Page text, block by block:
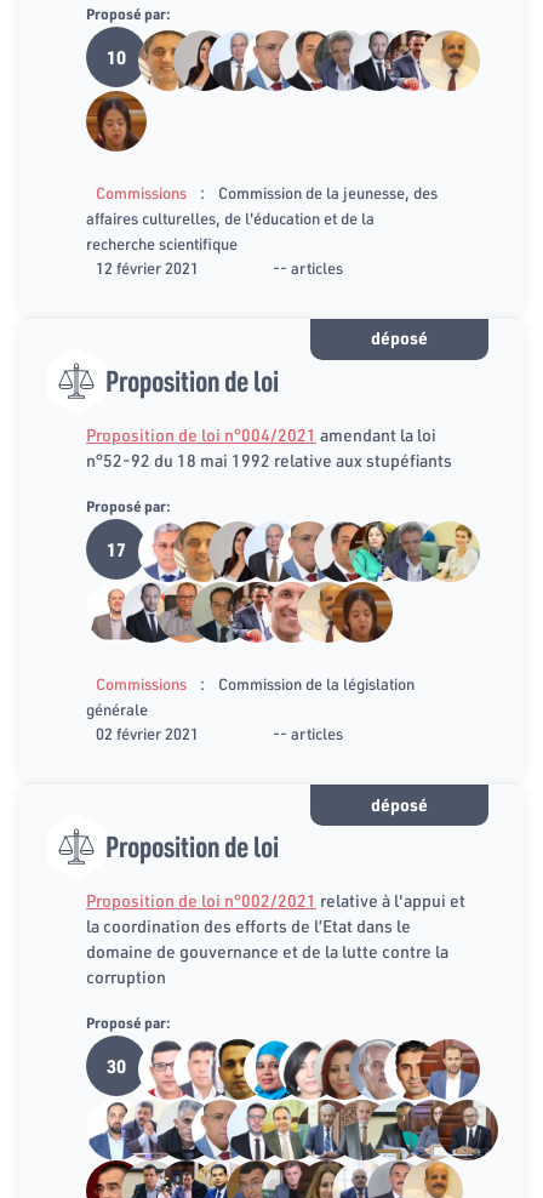
Proposé par:
10
Commissions :
Commission de la jeunesse, des
affaires culturelles, de l'éducation et de la
recherche scientifique
12 février 2021
-- articles
déposé
Proposition de loi
Proposition de loi n°004/2021 amendant la loi
n°52-92 du 18 mai 1992 relative aux stupéfiants
Proposé par:
17
Commissions :
Commission de la législation
générale
02 février 2021
-- articles
déposé
Proposition de loi
Proposition de loi n°002/2021 relative à l'appui et
la coordination des efforts de l’Etat dans le
domaine de gouvernance et de la lutte contre la
corruption
Proposé par:
30